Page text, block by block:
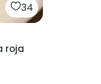
34
roja